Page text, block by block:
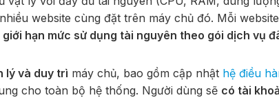
website cùng đặt trên máy chủ đó. Mỗi
giới hạn mức sử dụng tài nguyên theo gói dịch vụ
lý và duy trì máy chủ, bao gồm cập nhật hệ điều
cho toàn bộ hệ thống. Người dùng sẽ có tài